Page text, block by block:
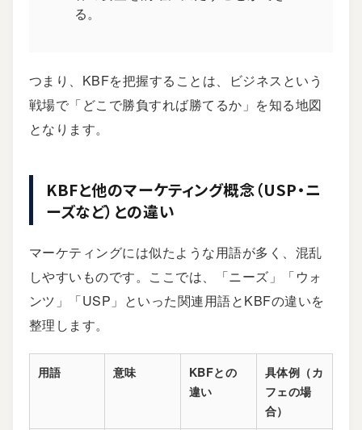
る。
つまり、KBFを把握することは、ビジネスという
戦場で「どこで勝負すれば勝てるか」を知る地図
となります。
KBFと他のマーケティング概念（USP・ニ
ーズなど）との違い
マーケティングには似たような用語が多く、混乱
しやすいものです。ここでは、「ニーズ」「ウォ
ンツ」「USP」といった関連用語とKBFの違いを
整理します。
用語 意味
KBFとの
違い
具体例（カ
フェの場
合）